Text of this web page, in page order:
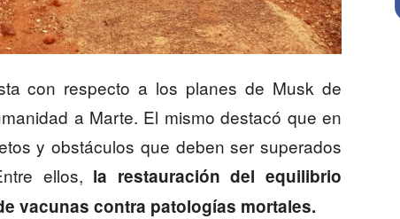
con respecto a los planes de Musk de
a Marte. El mismo destacó que en
y obstáculos que deben ser superados
ellos, la restauración del equilibrio
vacunas contra patologías mortales.